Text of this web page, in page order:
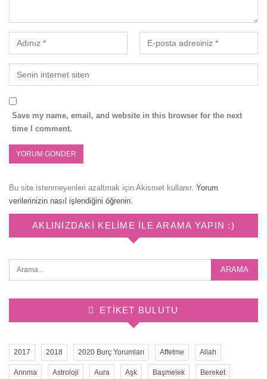
Save my name, email, and website in this browser for the next
time I comment.
Bu site istenmeyenleri azaltmak için Akismet kullanır. Yorum
verilerinizin nasıl işlendiğini öğrenin.
AKLINIZDAKI KELIME ILE ARAMA YAPIN :)
ETIKET BULUTU
2017 2018 2020 Burç Yorumları Affetme Allah
Arınma Astroloji Aura Aşk Başmelek Bereket